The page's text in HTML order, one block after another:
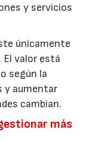
y servicios
únicamente
El valor está
según la
y aumentar
cambian.
más